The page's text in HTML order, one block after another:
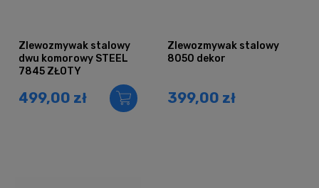
Zlewozmywak stalowy
dwu komorowy STEEL
7845 ZŁOTY
499,00 zł
Zlewozmywak stalowy
8050 dekor
399,00 zł